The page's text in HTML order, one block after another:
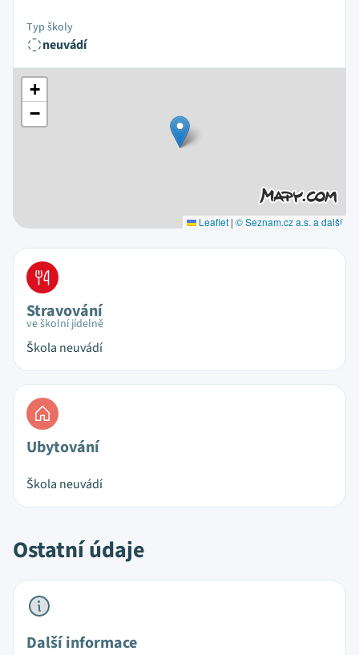
Typ školy
neuvádí
+
−
Leaflet | © Seznam.cz a.s. a další
Stravování
ve školní jídelně
Škola neuvádí
Ubytování
Škola neuvádí
Ostatní údaje
Další informace